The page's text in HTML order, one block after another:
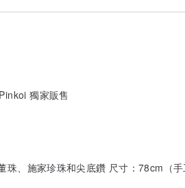
獨家販售
珠、施家珍珠和尖底鑽 尺寸：78cm（